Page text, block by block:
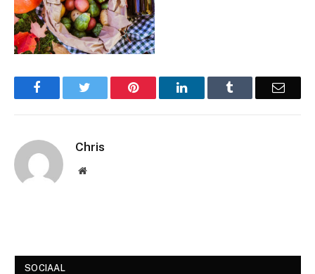
Facebook Pinterest LinkedIn Email
Chris
Website
SOCIAAL